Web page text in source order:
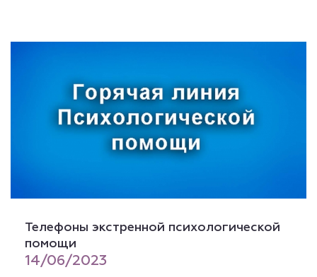
Телефоны экстренной психологической
помощи
14/06/2023